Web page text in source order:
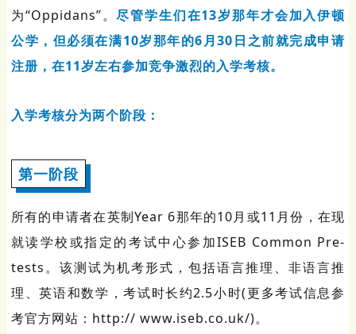
为“Oppidans”。尽管学生们在13岁那年才会加入伊顿
公学，但必须在满10岁那年的6月30日之前就完成申请
注册，在11岁左右参加竞争激烈的入学考核。
入学考核分为两个阶段：
第一阶段
所有的申请者在英制Year 6那年的10月或11月份，在现
就读学校或指定的考试中心参加ISEB Common Pre-
tests。该测试为机考形式，包括语言推理、非语言推
理、英语和数学，考试时长约2.5小时(更多考试信息参
考官方网站：http:// www.iseb.co.uk/)。